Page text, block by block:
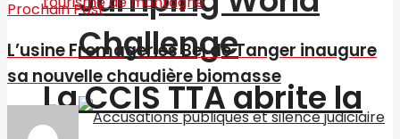
Challenge
La CCIS TTA abrite la
Prochain Post
L’usine Fromageries Bel de Tanger inaugure
sa nouvelle chaudière biomasse